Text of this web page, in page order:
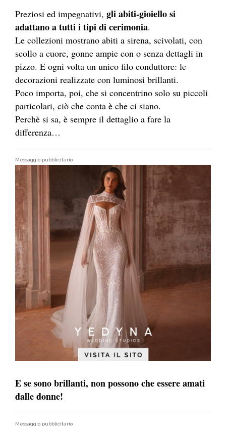
Preziosi ed impegnativi, gli abiti-gioiello si
adattano a tutti i tipi di cerimonia.
Le collezioni mostrano abiti a sirena, scivolati, con
scollo a cuore, gonne ampie con o senza dettagli in
pizzo. E ogni volta un unico filo conduttore: le
decorazioni realizzate con luminosi brillanti.
Poco importa, poi, che si concentrino solo su piccoli
particolari, ciò che conta è che ci siano.
Perchè si sa, è sempre il dettaglio a fare la
differenza…
Messaggio pubblicitario
E se sono brillanti, non possono che essere amati
dalle donne!
Messaggio pubblicitario